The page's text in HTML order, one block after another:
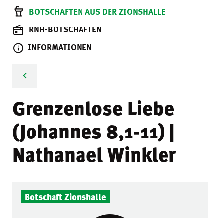
BOTSCHAFTEN AUS DER ZIONSHALLE
RNH-BOTSCHAFTEN
INFORMATIONEN
Grenzenlose Liebe
(Johannes 8,1-11) |
Nathanael Winkler
Botschaft Zionshalle